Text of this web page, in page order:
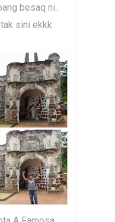
besaq ni..
sini ekkk